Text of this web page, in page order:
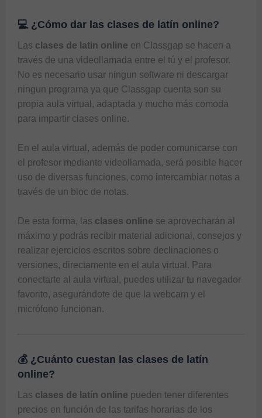
💻 ¿Cómo dar las clases de latín online?
Las clases de latin online en Classgap se hacen a
través de una videollamada entre el tú y el profesor.
No es necesario usar ningun software ni descargar
ningun programa ya que Classgap cuenta son su
propia aula virtual, adaptada y mucho más comoda
para impartir clases online.
En el aula virtual, además de poder comunicarse con
el profesor mediante videollamada, será posible hacer
uso de diversas funciones, como intercambiar notas a
través de un bloc de notas.
De esta forma, las clases online se aprovecharán al
máximo y podrás recibir material adicional, consejos y
realizar ejercicios escritos sobre declinaciones o
versiones, directamente en el aula virtual. Para
conectarte al aula virtual, puedes utilizar tu navegador
favorito, asegurándote de que la webcam y el
micrófono funcionan.
💰 ¿Cuánto cuestan las clases de latín
online?
Las clases de latín online pueden tener diferentes
precios en función de las tarifas horarias de los